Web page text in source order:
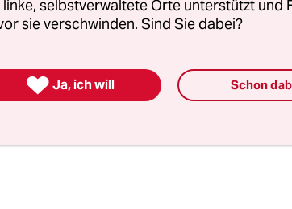
linke, selbstverwaltete Orte unterstützt und
sie verschwinden. Sind Sie dabei?
 Ja, ich will Schon